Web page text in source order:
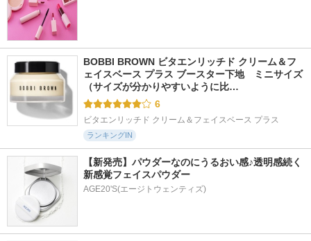
BOBBI BROWN ビタエンリッチド クリーム＆フ
ェイスベース プラス ブースター下地　ミニサイズ
（サイズが分かりやすいように比…
6
ビタエンリッチド クリーム＆フェイスベース プラス
ランキングIN
【新発売】パウダーなのにうるおい感♪透明感続く
新感覚フェイスパウダー
AGE20'S(エージトウェンティズ)